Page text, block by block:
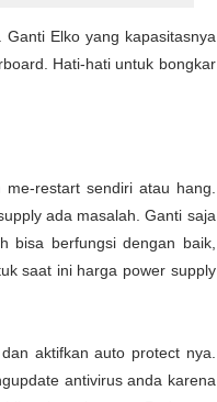
Elko yang kapasitasnya
Hati-hati untuk bongkar
restart sendiri atau hang.
ada masalah. Ganti saja
bisa berfungsi dengan baik,
saat ini harga power supply
aktifkan auto protect nya.
antivirus anda karena